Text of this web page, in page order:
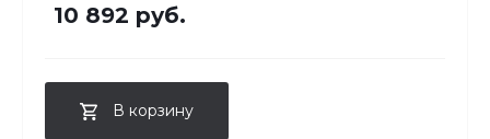
10 892 руб.
В корзину